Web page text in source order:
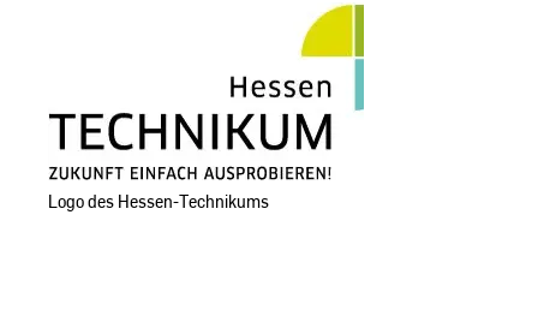
Logo des Hessen-Technikums